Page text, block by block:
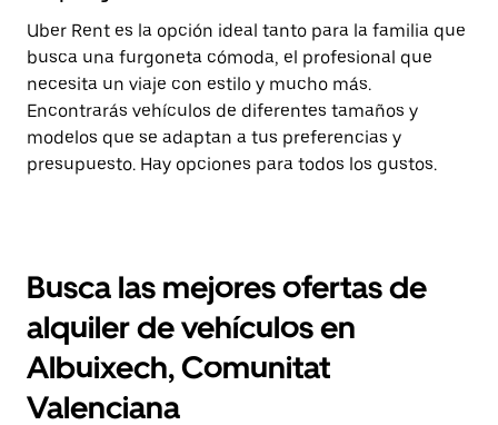
Uber Rent es la opción ideal tanto para la familia que
busca una furgoneta cómoda, el profesional que
necesita un viaje con estilo y mucho más.
Encontrarás vehículos de diferentes tamaños y
modelos que se adaptan a tus preferencias y
presupuesto. Hay opciones para todos los gustos.
Busca las mejores ofertas de
alquiler de vehículos en
Albuixech, Comunitat
Valenciana